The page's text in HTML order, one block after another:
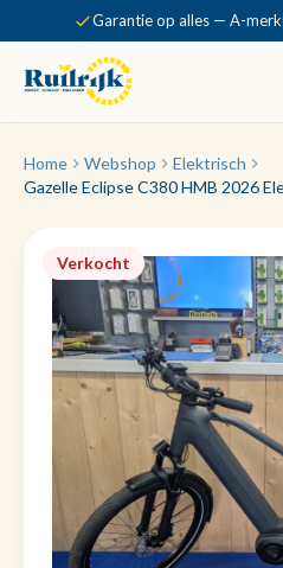
Garantie op alles — A-
Home Webshop
Elektrisch
Gazelle Eclipse C380 HMB 2026
Verkocht